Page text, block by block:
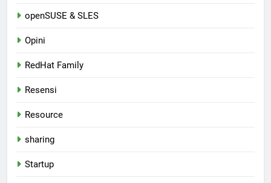
openSUSE & SLES
Opini
RedHat Family
Resensi
Resource
sharing
Startup